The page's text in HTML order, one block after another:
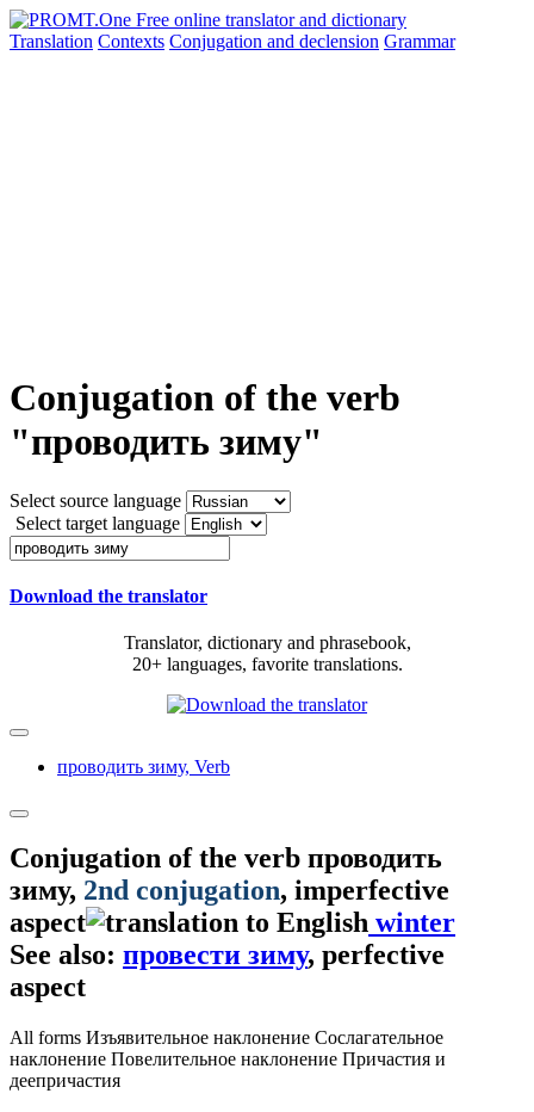
Translation Contexts Conjugation and declension Grammar
Conjugation of the verb
"проводить зиму"
Select source language
Select target language
Download the translator
Translator, dictionary and phrasebook,
20+ languages, favorite translations.
проводить зиму, Verb
Conjugation of the verb проводить
зиму, 2nd conjugation, imperfective
aspect
winter
See also: провести зиму, perfective
aspect
All forms Изъявительное наклонение Сослагательное
наклонение Повелительное наклонение Причастия и
деепричастия